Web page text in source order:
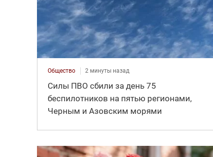
Общество 2 минуты назад
Силы ПВО сбили за день 75
беспилотников на пятью регионами,
Черным и Азовским морями